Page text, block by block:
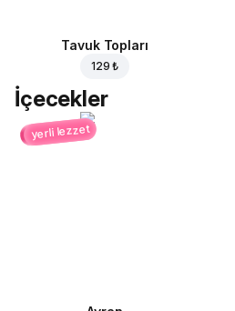
Tavuk Topları
129 ₺
İçecekler
yerli lezzet